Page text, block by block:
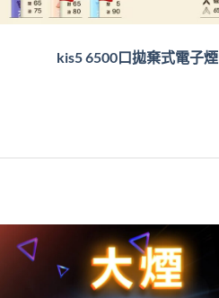
kis5 6500口拋棄式電子煙